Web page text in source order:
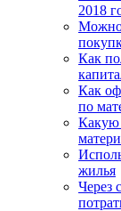
2018
Можно
Как
Как
по
Какую
жилья
Через